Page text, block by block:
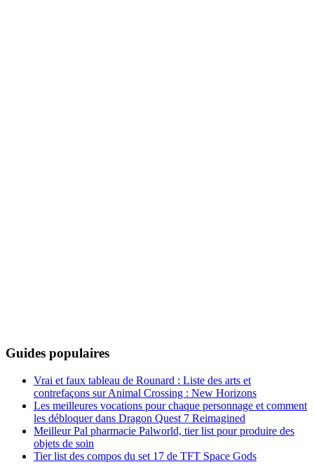
Guides populaires
Vrai et faux tableau de Rounard : Liste des arts et
contrefaçons sur Animal Crossing : New Horizons
Les meilleures vocations pour chaque personnage et comment
les débloquer dans Dragon Quest 7 Reimagined
Meilleur Pal pharmacie Palworld, tier list pour produire des
objets de soin
Tier list des compos du set 17 de TFT Space Gods